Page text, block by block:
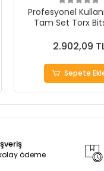
Profesyonel
Tam Set Torx
2.902,09
Sepete
ödeme